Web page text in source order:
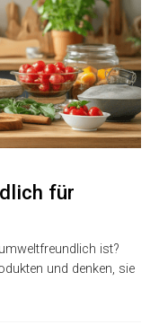
für
ist?
und denken, sie